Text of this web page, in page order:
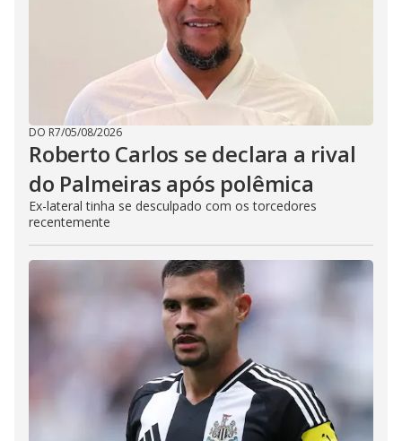
DO R7/05/08/2026
Roberto Carlos se declara a rival
do Palmeiras após polêmica
Ex-lateral tinha se desculpado com os torcedores
recentemente